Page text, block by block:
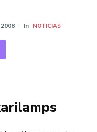
2008 In NOTICIAS